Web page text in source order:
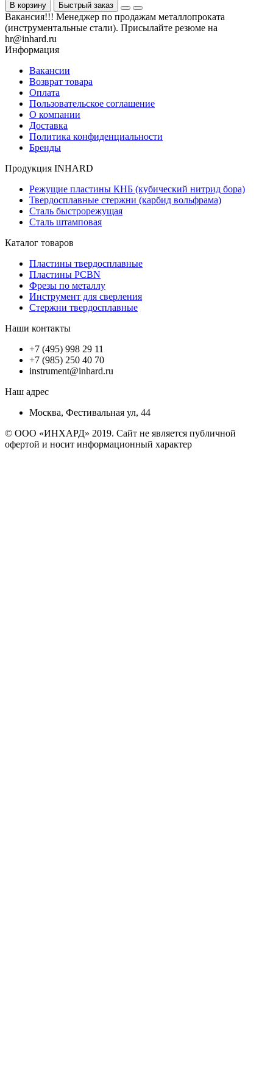
В корзину Быстрый заказ
Вакансия!!! Менеджер по продажам металлопроката
(инструментальные стали). Присылайте резюме на
hr@inhard.ru
Информация
Вакансии
Возврат товара
Оплата
Пользовательское соглашение
О компании
Доставка
Политика конфиденциальности
Бренды
Продукция INHARD
Режущие пластины КНБ (кубический нитрид бора)
Твердосплавные стержни (карбид вольфрама)
Сталь быстрорежущая
Сталь штамповая
Каталог товаров
Пластины твердосплавные
Пластины PCBN
Фрезы по металлу
Инструмент для сверления
Стержни твердосплавные
Наши контакты
+7 (495) 998 29 11
+7 (985) 250 40 70
instrument@inhard.ru
Наш адрес
Москва, Фестивальная ул, 44
© ООО «ИНХАРД» 2019. Сайт не является публичной
офертой и носит информационный характер